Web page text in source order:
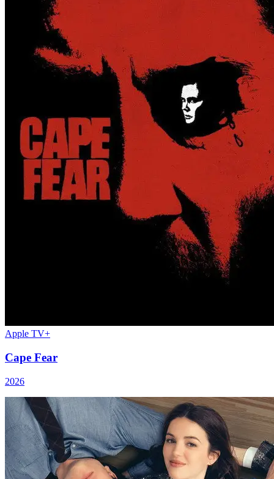
Apple TV+
Cape Fear
2026